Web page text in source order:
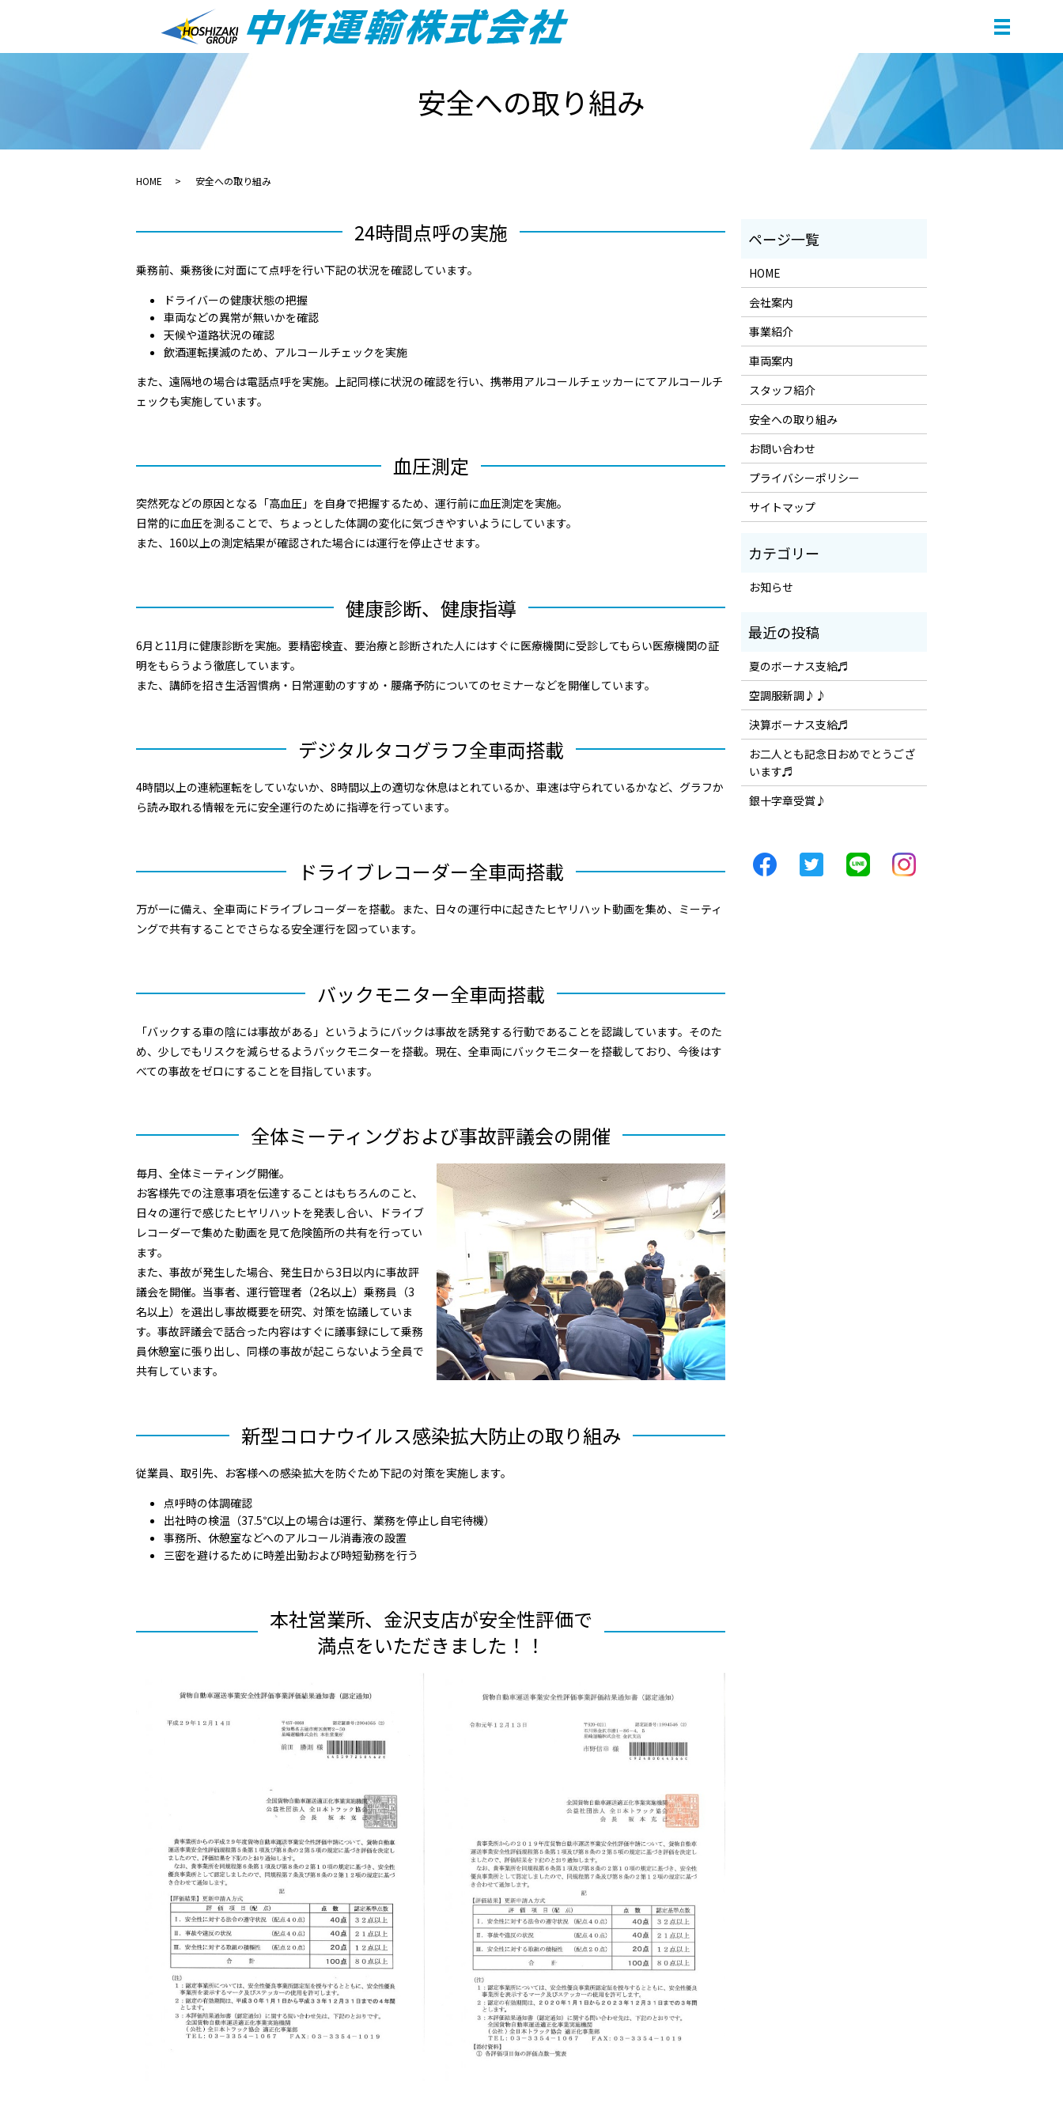
安全への取り組み
HOME 安全への取り組み
24時間点呼の実施
乗務前、乗務後に対面にて点呼を行い下記の状況を確認しています。
ドライバーの健康状態の把握
車両などの異常が無いかを確認
天候や道路状況の確認
飲酒運転撲滅のため、アルコールチェックを実施
また、遠隔地の場合は電話点呼を実施。上記同様に状況の確認を行い、携帯用アルコールチェッカーにてアルコールチ
ェックも実施しています。
血圧測定
突然死などの原因となる「高血圧」を自身で把握するため、運行前に血圧測定を実施。
日常的に血圧を測ることで、ちょっとした体調の変化に気づきやすいようにしています。
また、160以上の測定結果が確認された場合には運行を停止させます。
健康診断、健康指導
6月と11月に健康診断を実施。要精密検査、要治療と診断された人にはすぐに医療機関に受診してもらい医療機関の証
明をもらうよう徹底しています。
また、講師を招き生活習慣病・日常運動のすすめ・腰痛予防についてのセミナーなどを開催しています。
デジタルタコグラフ全車両搭載
4時間以上の連続運転をしていないか、8時間以上の適切な休息はとれているか、車速は守られているかなど、グラフか
ら読み取れる情報を元に安全運行のために指導を行っています。
ドライブレコーダー全車両搭載
万が一に備え、全車両にドライブレコーダーを搭載。また、日々の運行中に起きたヒヤリハット動画を集め、ミーティ
ングで共有することでさらなる安全運行を図っています。
バックモニター全車両搭載
「バックする車の陰には事故がある」というようにバックは事故を誘発する行動であることを認識しています。そのた
め、少しでもリスクを減らせるようバックモニターを搭載。現在、全車両にバックモニターを搭載しており、今後はす
べての事故をゼロにすることを目指しています。
全体ミーティングおよび事故評議会の開催
毎月、全体ミーティング開催。
お客様先での注意事項を伝達することはもちろんのこと、
日々の運行で感じたヒヤリハットを発表し合い、ドライブ
レコーダーで集めた動画を見て危険箇所の共有を行ってい
ます。
また、事故が発生した場合、発生日から3日以内に事故評
議会を開催。当事者、運行管理者（2名以上）乗務員（3
名以上）を選出し事故概要を研究、対策を協議していま
す。事故評議会で話合った内容はすぐに議事録にして乗務
員休憩室に張り出し、同様の事故が起こらないよう全員で
共有しています。
新型コロナウイルス感染拡大防止の取り組み
従業員、取引先、お客様への感染拡大を防ぐため下記の対策を実施します。
点呼時の体調確認
出社時の検温（37.5℃以上の場合は運行、業務を停止し自宅待機）
事務所、休憩室などへのアルコール消毒液の設置
三密を避けるために時差出勤および時短勤務を行う
本社営業所、金沢支店が安全性評価で
満点をいただきました！！
HOME
会社案内
事業紹介
車両案内
スタッフ紹介
安全への取り組み
お問い合わせ
プライバシーポリシー
サイトマップ
お知らせ
夏のボーナス支給♬
空調服新調♪♪
決算ボーナス支給♬
お二人とも記念日おめでとうござ
います♬
銀十字章受賞♪